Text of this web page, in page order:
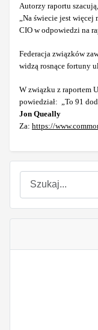
Szukaj
Autorzy raportu
„Na świecie jest
CIO w odpowiedzi na
Federacja związków
widzą rosnące fortuny
W związku z raportem
powiedział: „To 91
Jon Queally
Za: https://